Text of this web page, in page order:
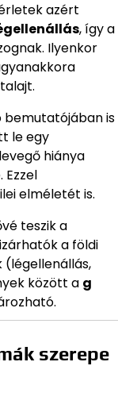
azért
, így a
Ilyenkor
bemutatójában is
le egy
hiánya
elméletét is.
teszik a
a földi
között a g
szerepe